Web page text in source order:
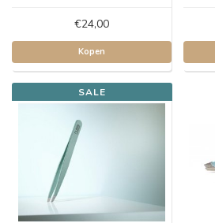
€24,00
Kopen
SALE